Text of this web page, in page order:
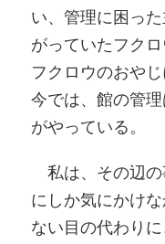
い、管理に困っ
がっていたフク
フクロウのおや
今では、館の管
がやっている。
私は、その辺の
にしか気にかけ
ない目の代わり